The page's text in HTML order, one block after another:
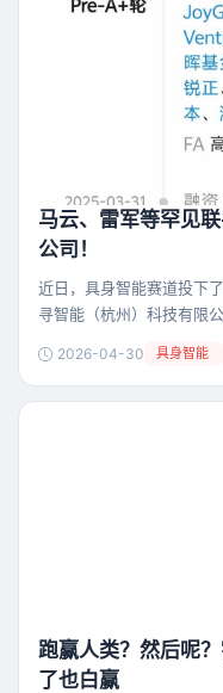
马云、雷军等罕见
公司！
近日，具身智能赛道投下
寻智能（杭州）科技有限
基金。两位科技大佬“同框
2026-04-30 具身智能
跑赢人类？然后呢
了也白赢